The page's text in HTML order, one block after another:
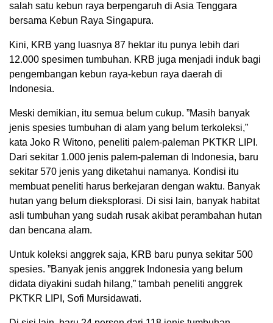
salah satu kebun raya berpengaruh di Asia Tenggara
bersama Kebun Raya Singapura.
Kini, KRB yang luasnya 87 hektar itu punya lebih dari
12.000 spesimen tumbuhan. KRB juga menjadi induk bagi
pengembangan kebun raya-kebun raya daerah di
Indonesia.
Meski demikian, itu semua belum cukup. ”Masih banyak
jenis spesies tumbuhan di alam yang belum terkoleksi,”
kata Joko R Witono, peneliti palem-paleman PKTKR LIPI.
Dari sekitar 1.000 jenis palem-paleman di Indonesia, baru
sekitar 570 jenis yang diketahui namanya. Kondisi itu
membuat peneliti harus berkejaran dengan waktu. Banyak
hutan yang belum dieksplorasi. Di sisi lain, banyak habitat
asli tumbuhan yang sudah rusak akibat perambahan hutan
dan bencana alam.
Untuk koleksi anggrek saja, KRB baru punya sekitar 500
spesies. ”Banyak jenis anggrek Indonesia yang belum
didata diyakini sudah hilang,” tambah peneliti anggrek
PKTKR LIPI, Sofi Mursidawati.